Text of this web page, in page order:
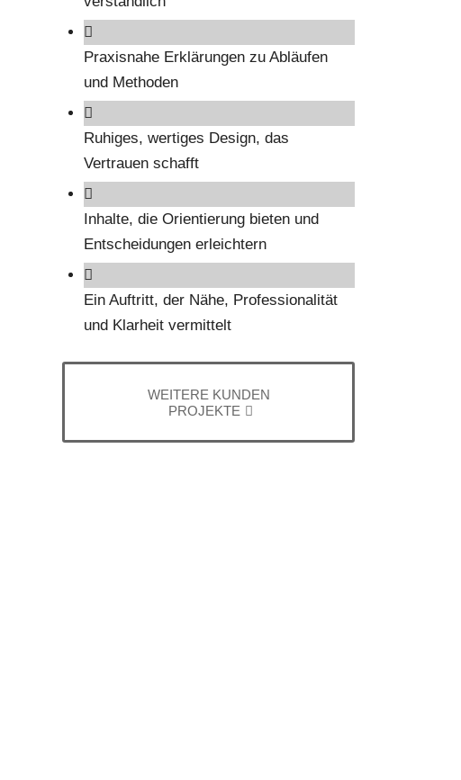
Praxisnahe Erklärungen zu Abläufen
und Methoden
Ruhiges, wertiges Design, das
Vertrauen schafft
Inhalte, die Orientierung bieten und
Entscheidungen erleichtern
Ein Auftritt, der Nähe, Professionalität
und Klarheit vermittelt
WEITERE KUNDEN
PROJEKTE